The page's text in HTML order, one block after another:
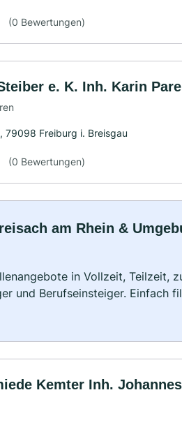
(0 Bewertungen)
e. K. Inh. Karin
79098 Freiburg i. Breisgau
(0 Bewertungen)
am Rhein &
in Vollzeit, Teilzeit,
und Berufseinsteiger. Einfach
Kemter Inh.